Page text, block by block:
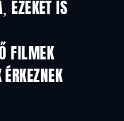
EZEKET IS
FILMEK